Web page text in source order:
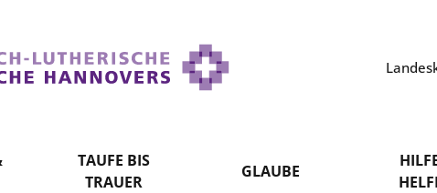
TAUFE BIS
TRAUER
GLAUBE